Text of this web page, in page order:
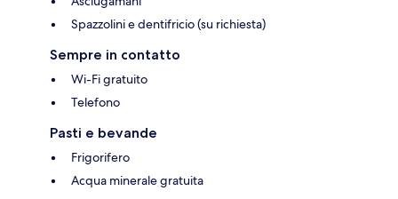
Spazzolini e dentifricio (su richiesta)
Sempre in contatto
Wi-Fi gratuito
Telefono
Pasti e bevande
Frigorifero
Acqua minerale gratuita